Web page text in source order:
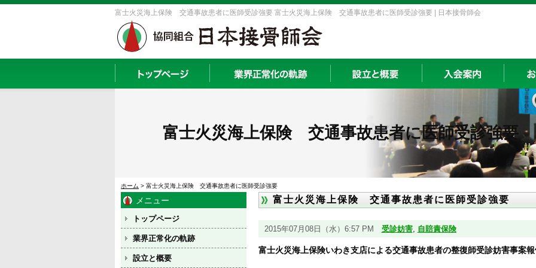
富士火災海上保険 交通事故患者に医師受診強要 富士火災海上保険 交通事故患者に医師受診強要 | 日本接骨師会
富士火災海上保険 交通事故患者に医師受診強要
ホーム > 富士火災海上保険 交通事故患者に医師受診強要
富士火災海上保険 交通事故患者に医師受診強要
2015年07月08日（水）6:57 PM 受診妨害, 自賠責保険
富士火災海上保険いわき支店による交通事故患者の整復師受診妨害事案
メニュー
トップページ
業界正常化の軌跡
設立と概要